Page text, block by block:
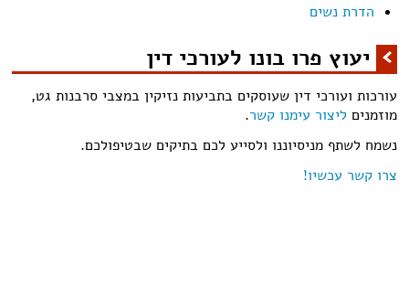
הדרת נשים
יעוץ פרו בונו לעורכי דין
עורכות ועורכי דין שעוסקים בתביעות נזיקין במצבי סרבנות גט,
מוזמנים ליצור עימנו קשר.
נשמח לשתף מניסיוננו ולסייע לכם בתיקים שבטיפולכם.
צרו קשר עכשיו!